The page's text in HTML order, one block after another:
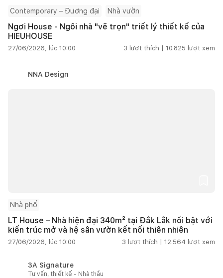
Contemporary – Đương đại Nhà vườn
Ngơi House - Ngôi nhà "vẽ trọn" triết lý thiết kế của
HIEUHOUSE
27/06/2026, lúc 10:00 3 lượt thích | 10.825 lượt xem
NNA Design
Nhà phố
LT House – Nhà hiện đại 340m² tại Đắk Lắk nổi bật với
kiến trúc mở và hệ sân vườn kết nối thiên nhiên
27/06/2026, lúc 10:00 3 lượt thích | 12.564 lượt xem
3A Signature
Tư vấn, thiết kế - Nhà thầu